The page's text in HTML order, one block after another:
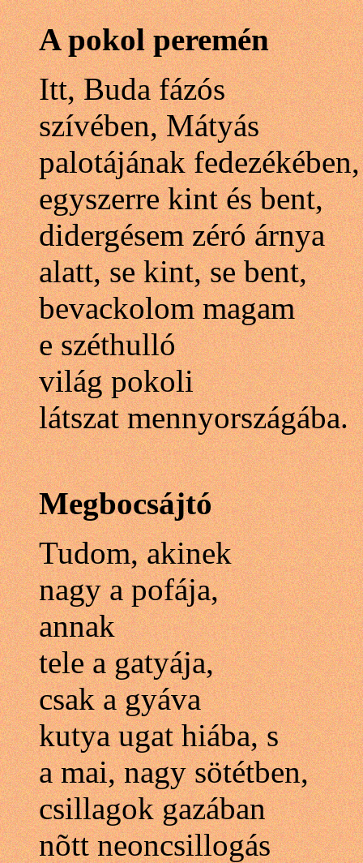
A pokol peremén
Itt, Buda fázós
szívében, Mátyás
palotájának fedezékében,
egyszerre kint és bent,
didergésem zéró árnya
alatt, se kint, se bent,
bevackolom magam
e széthulló
világ pokoli
látszat mennyországába.
Megbocsájtó
Tudom, akinek
nagy a pofája,
annak
tele a gatyája,
csak a gyáva
kutya ugat hiába, s
a mai, nagy sötétben,
csillagok gazában
nõtt neoncsillogás